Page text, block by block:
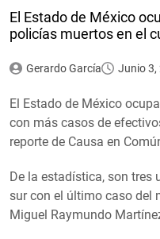
El Estado de México
policías muertos en el
Gerardo García Junio 3,
El Estado de México
con más casos de
reporte de Causa en
De la estadística, son tres
sur con el último caso del
Miguel Raymundo